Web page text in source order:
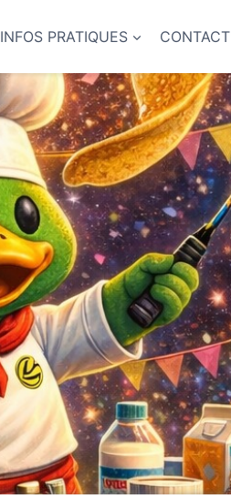
INFOS PRATIQUES CONTACT